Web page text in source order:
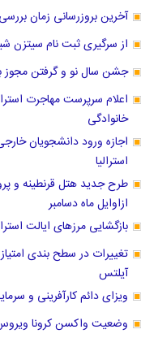
آخرین بروزرسانی زمان
از سرگیری ثبت نام سیتزن
جشن سال نو و ‌گرفتن
اعلام سرپرست مهاجرت
خانوادگی
اجازه ورود دانشجویان
استرالیا
طرح جدید هتل قرنطینه و
ازاوایل ماه دسامبر
بازگشایی مرزهای ایالت
آیلتس
ویزای دائم کارآفرینی و
وضعیت واکسن کرونا ویروس